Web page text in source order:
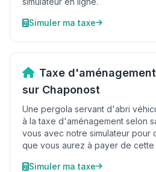
Simuler ma taxe
Taxe
sur Chaponost
Une pergola servant d'abri
à la taxe d'aménagement selon
vous avec notre simulateur pour
que vous aurez à payer de cette
Simuler ma taxe